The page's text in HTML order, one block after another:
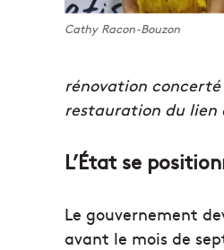
Cathy Racon-Bouzon
rénovation
restauration du lien
L’État se
Le gouvernement
avant le mois de